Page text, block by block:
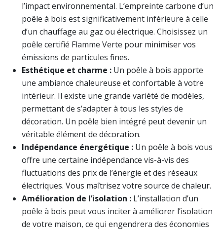
l’impact environnemental. L’empreinte carbone d’un
poêle à bois est significativement inférieure à celle
d’un chauffage au gaz ou électrique. Choisissez un
poêle certifié Flamme Verte pour minimiser vos
émissions de particules fines.
Esthétique et charme : Un poêle à bois apporte
une ambiance chaleureuse et confortable à votre
intérieur. Il existe une grande variété de modèles,
permettant de s’adapter à tous les styles de
décoration. Un poêle bien intégré peut devenir un
véritable élément de décoration.
Indépendance énergétique : Un poêle à bois vous
offre une certaine indépendance vis-à-vis des
fluctuations des prix de l’énergie et des réseaux
électriques. Vous maîtrisez votre source de chaleur.
Amélioration de l’isolation : L’installation d’un
poêle à bois peut vous inciter à améliorer l’isolation
de votre maison, ce qui engendrera des économies